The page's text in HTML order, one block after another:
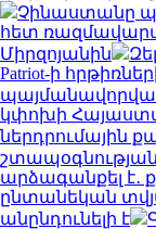
Չինաստանը
հետ
Միրզոյանին
Patriot-ի
կփոխի
ներդրումային
արձագանքել է․
ընտանեկան
անընդունելի է